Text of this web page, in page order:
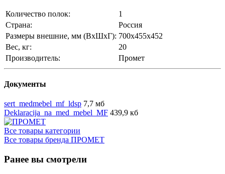
Количество полок:
1
Страна:
Россия
Размеры внешние, мм (ВхШхГ): 700x455x452
Вес, кг:
20
Производитель:
Промет
Документы
sert_medmebel_mf_ldsp 7,7 мб
Deklaracija_na_med_mebel_MF 439,9 кб
Все товары категории
Все товары бренда ПРОМЕТ
Ранее вы смотрели